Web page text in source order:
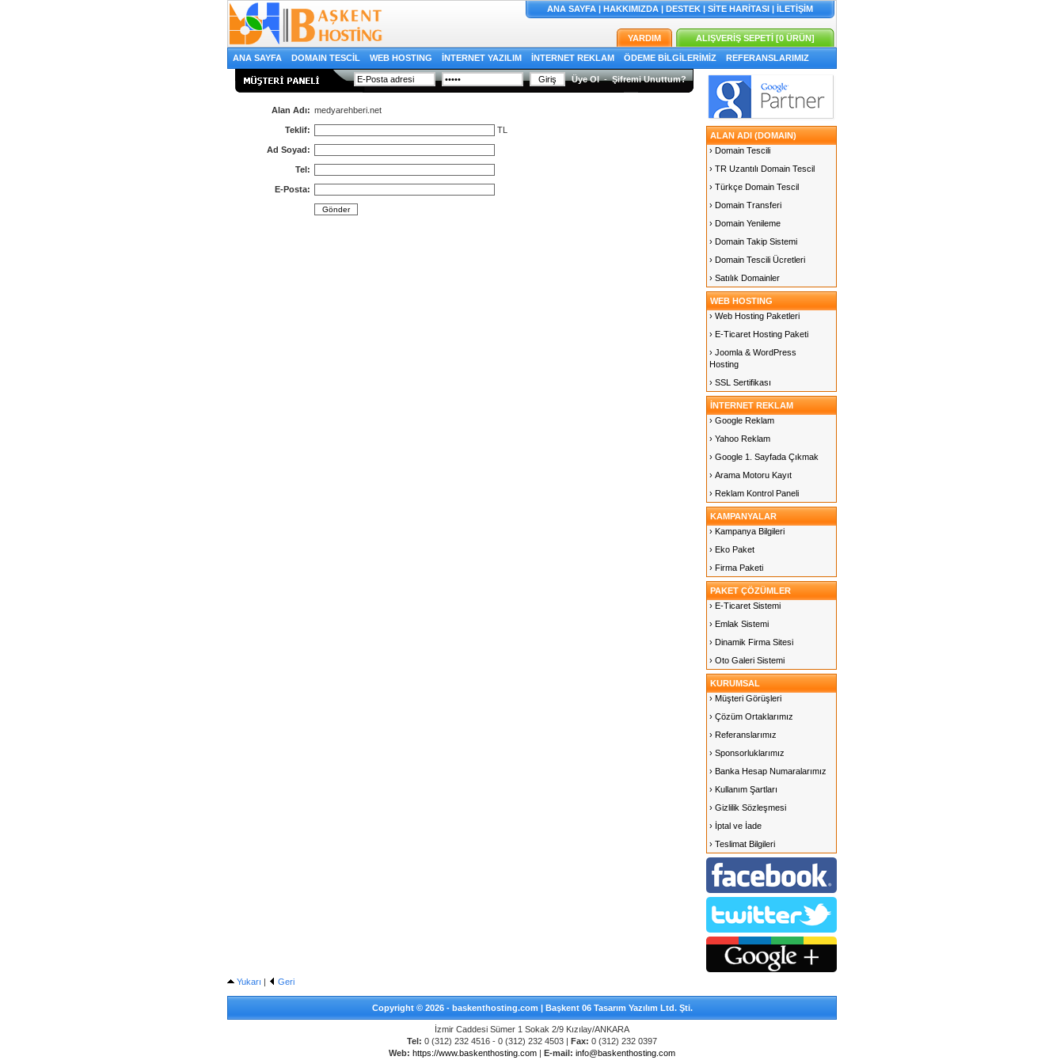
ANA SAYFA | HAKKIMIZDA | DESTEK | SİTE HARİTASI | İLETİŞİM
ALIŞVERİŞ SEPETİ [0 ÜRÜN]
YARDIM
ANA SAYFA DOMAIN TESCİL WEB HOSTING İNTERNET YAZILIM İNTERNET REKLAM ÖDEME BİLGİLERİMİZ REFERANSLARIMIZ
Üye Ol-Şifremi Unuttum?
Alan Adı: medyarehberi.net
Teklif: TL
Ad Soyad:
Tel:
E-Posta:
ALAN ADI (DOMAIN)
› Domain Tescili
› TR Uzantılı Domain Tescil
› Türkçe Domain Tescil
› Domain Transferi
› Domain Yenileme
› Domain Takip Sistemi
› Domain Tescili Ücretleri
› Satılık Domainler
WEB HOSTING
› Web Hosting Paketleri
› E-Ticaret Hosting Paketi
› Joomla & WordPress
Hosting
› SSL Sertifikası
İNTERNET REKLAM
› Google Reklam
› Yahoo Reklam
› Google 1. Sayfada Çıkmak
› Arama Motoru Kayıt
› Reklam Kontrol Paneli
KAMPANYALAR
› Kampanya Bilgileri
› Eko Paket
› Firma Paketi
PAKET ÇÖZÜMLER
› E-Ticaret Sistemi
› Emlak Sistemi
› Dinamik Firma Sitesi
› Oto Galeri Sistemi
KURUMSAL
› Müşteri Görüşleri
› Çözüm Ortaklarımız
› Referanslarımız
› Sponsorluklarımız
› Banka Hesap Numaralarımız
› Kullanım Şartları
› Gizlilik Sözleşmesi
› İptal ve İade
› Teslimat Bilgileri
Yukarı | Geri
Copyright © 2026 - baskenthosting.com | Başkent 06 Tasarım Yazılım Ltd. Şti.
İzmir Caddesi Sümer 1 Sokak 2/9 Kızılay/ANKARA
Tel: 0 (312) 232 4516 - 0 (312) 232 4503 | Fax: 0 (312) 232 0397
Web: https://www.baskenthosting.com | E-mail: info@baskenthosting.com